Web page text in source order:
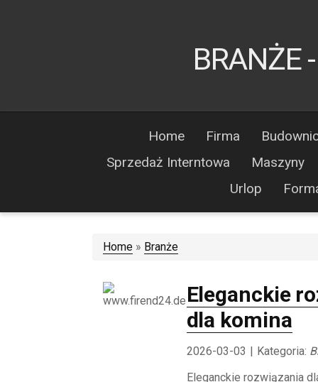
BRANŻE
Home Firma
Sprzedaż Interntowa
Maszyny
Urlop
Home » Branże
Eleganckie
dla komina
2026-03-03 | Kategoria:
Eleganckie rozwiązania